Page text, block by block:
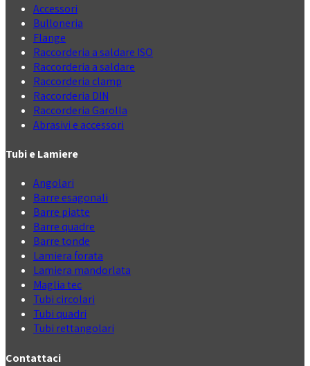
Accessori
Bulloneria
Flange
Raccorderia a saldare ISO
Raccorderia a saldare
Raccorderia clamp
Raccorderia DIN
Raccorderia Garolla
Abrasivi e accessori
Tubi e Lamiere
Angolari
Barre esagonali
Barre piatte
Barre quadre
Barre tonde
Lamiera forata
Lamiera mandorlata
Maglia tec
Tubi circolari
Tubi quadri
Tubi rettangolari
Contattaci